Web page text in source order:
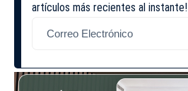
artículos más recientes al instante!